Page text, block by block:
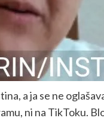
a ja se ne
ni na TikToku.